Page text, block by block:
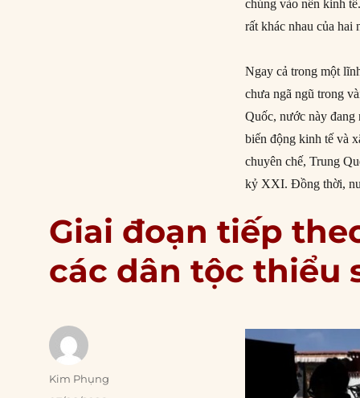
chúng vào nền kinh
rất khác nhau của hai
Ngay cả trong một
chưa ngã ngũ trong
Quốc, nước này
biến động kinh tế và
chuyên chế, Trung
kỷ XXI. Đồng thời,
Giai đoạn tiếp
các dân tộc thiểu
Author
Kim Phụng